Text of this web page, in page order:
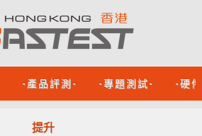
-產品評測- -專題測試- -硬
提升